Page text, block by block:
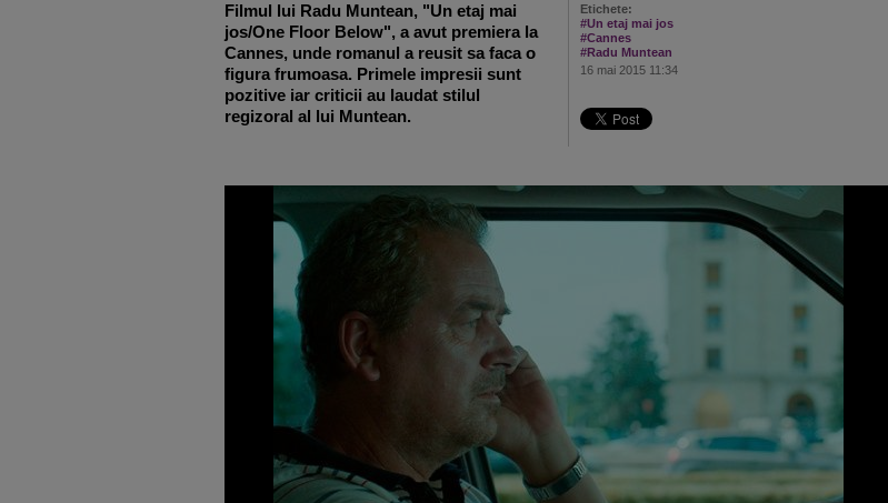
Etichete:
#Un etaj mai jos
#Cannes
#Radu Muntean
16 mai 2015 11:34
Filmul lui Radu Muntean, "Un etaj mai
jos/One Floor Below", a avut premiera la
Cannes, unde romanul a reusit sa faca o
figura frumoasa. Primele impresii sunt
pozitive iar criticii au laudat stilul
regizoral al lui Muntean.